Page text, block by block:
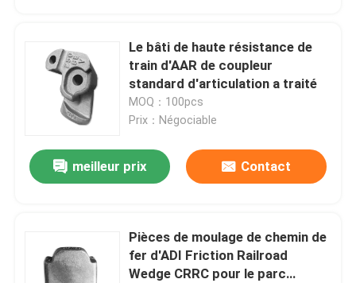
Produits
Le bâti de haute résistance de
train d'AAR de coupleur
standard d'articulation a traité
MOQ：100pcs
Prix：Négociable
meilleur prix Contact
Pièces de moulage de chemin de
fer d'ADI Friction Railroad
Wedge CRRC pour le parc